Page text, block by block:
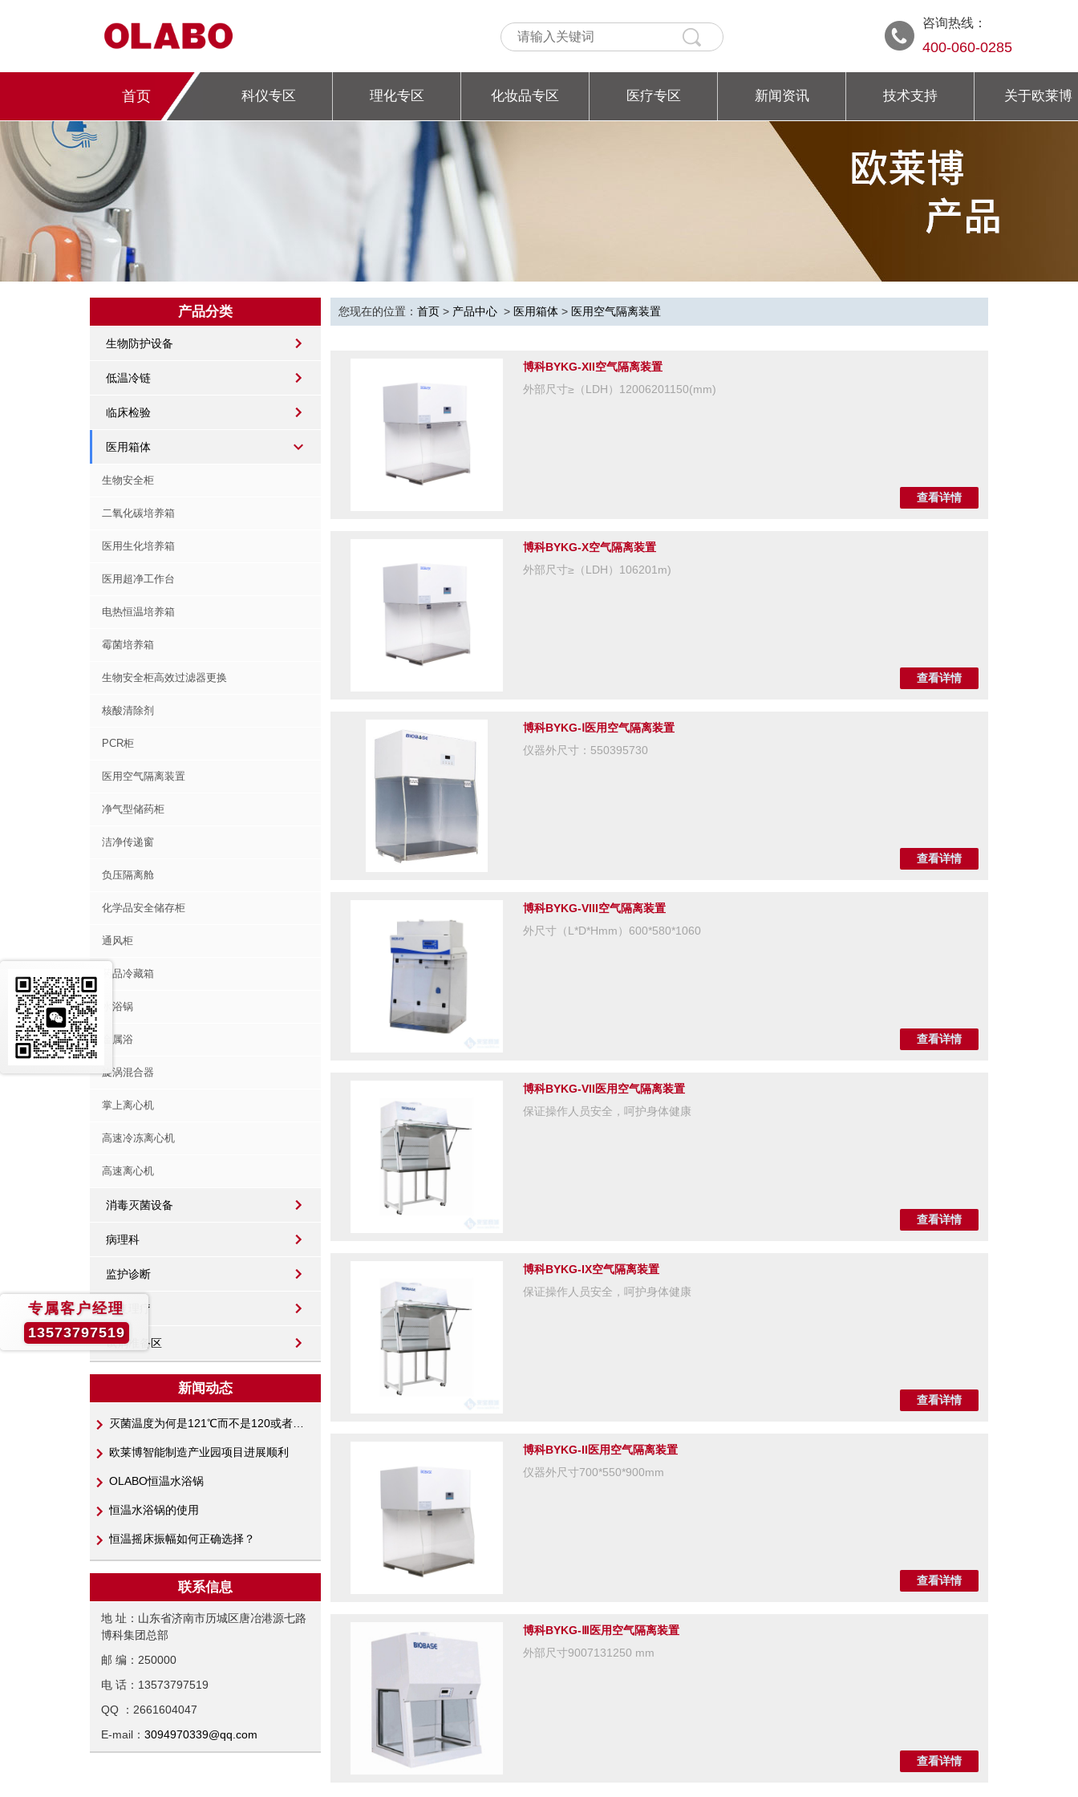
咨询热线：
400-060-0285
首页 科仪专区 理化专区 化妆品专区 医疗专区 新闻资讯 技术支持 关于欧莱博
产品分类
生物防护设备
低温冷链
临床检验
医用箱体
生物安全柜
二氧化碳培养箱
医用生化培养箱
医用超净工作台
电热恒温培养箱
霉菌培养箱
生物安全柜高效过滤器更换
核酸清除剂
PCR柜
医用空气隔离装置
净气型储药柜
洁净传递窗
负压隔离舱
化学品安全储存柜
通风柜
药品冷藏箱
水浴锅
金属浴
旋涡混合器
掌上离心机
高速冷冻离心机
高速离心机
消毒灭菌设备
病理科
监护诊断
康复理疗
试剂准备区
新闻动态
欧莱博智能制造产业园项目进展顺利
OLABO恒温水浴锅
恒温水浴锅的使用
恒温摇床振幅如何正确选择？
联系信息
地 址：山东省济南市历城区唐冶港源七路
博科集团总部
邮 编：250000
电 话：13573797519
QQ ：2661604047
E-mail： 3094970339@qq.com
您现在的位置： 首页 > 产品中心 > 医用箱体 > 医用空气隔离装置
博科BYKG-XII空气隔离装置
外部尺寸≥（LDH）12006201150(mm)
查看详情
博科BYKG-X空气隔离装置
外部尺寸≥（LDH）106201m)
查看详情
博科BYKG-Ⅰ医用空气隔离装置
仪器外尺寸：550395730
查看详情
博科BYKG-VIII空气隔离装置
外尺寸（L*D*Hmm）600*580*1060
查看详情
博科BYKG-VII医用空气隔离装置
保证操作人员安全，呵护身体健康
查看详情
博科BYKG-IX空气隔离装置
保证操作人员安全，呵护身体健康
查看详情
博科BYKG-II医用空气隔离装置
仪器外尺寸700*550*900mm
查看详情
博科BYKG-Ⅲ医用空气隔离装置
外部尺寸9007131250 mm
查看详情
专属客户经理
13573797519